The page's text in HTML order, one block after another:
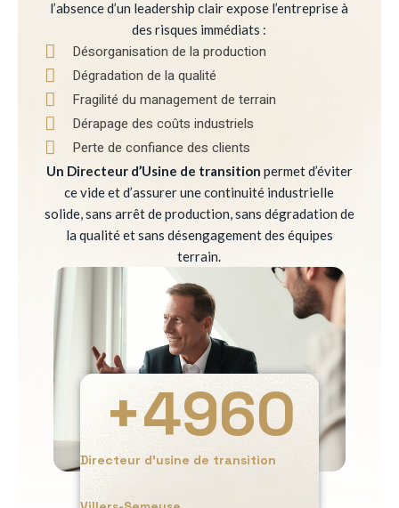
l’absence d’un leadership clair expose l’entreprise à
des risques immédiats :
Désorganisation de la production
Dégradation de la qualité
Fragilité du management de terrain
Dérapage des coûts industriels
Perte de confiance des clients
Un Directeur d’Usine de transition permet d’éviter
ce vide et d’assurer une continuité industrielle
solide, sans arrêt de production, sans dégradation de
la qualité et sans désengagement des équipes
terrain.
Directeur d’usine de transition
+4960